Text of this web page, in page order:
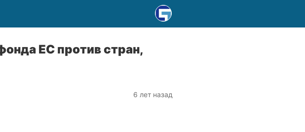
ЕС против стран,
6 лет назад